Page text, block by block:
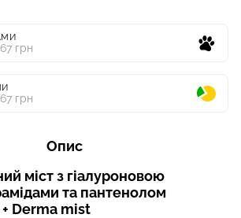
грн
грн
Опис
міст з гіалуроновою
та пантенолом
Derma mist